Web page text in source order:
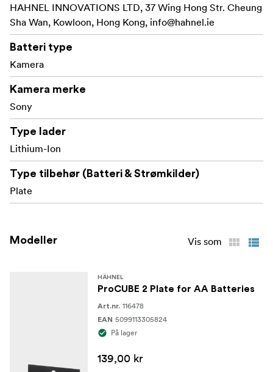
HAHNEL INNOVATIONS LTD, 37 Wing Hong Str. Cheung
Sha Wan, Kowloon, Hong Kong, info@hahnel.ie
Batteri type
Kamera
Kamera merke
Sony
Type lader
Lithium-Ion
Type tilbehør (Batteri & Strømkilder)
Plate
Modeller Vis som
HÄHNEL
ProCUBE 2 Plate for AA Batteries
Art.nr. 116478
EAN 5099113305824
På lager
139,00 kr